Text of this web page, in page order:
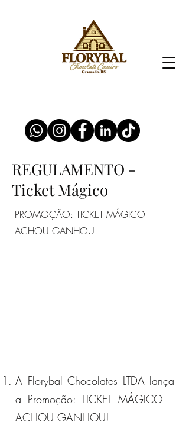
REGULAMENTO -
Ticket Mágico
PROMOÇÃO: TICKET MÁGICO –
ACHOU GANHOU!
A Florybal Chocolates LTDA lança
a Promoção: TICKET MÁGICO –
ACHOU GANHOU!